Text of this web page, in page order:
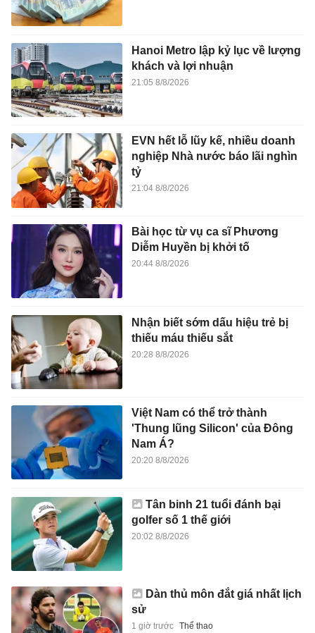
Hanoi Metro lập kỷ lục về lượng
khách và lợi nhuận
21:05 8/8/2026
EVN hết lỗ lũy kế, nhiều doanh
nghiệp Nhà nước báo lãi nghìn
tỷ
21:04 8/8/2026
Bài học từ vụ ca sĩ Phương
Diễm Huyền bị khởi tố
20:44 8/8/2026
Nhận biết sớm dấu hiệu trẻ bị
thiếu máu thiếu sắt
20:28 8/8/2026
Việt Nam có thể trở thành
'Thung lũng Silicon' của Đông
Nam Á?
20:20 8/8/2026
Tân binh 21 tuổi đánh bại
golfer số 1 thế giới
20:02 8/8/2026
Dàn thủ môn đắt giá nhất lịch
sử
1 giờ trước Thể thao